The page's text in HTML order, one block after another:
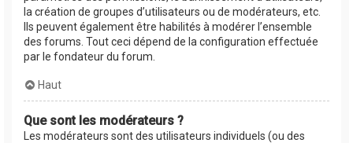
la création de groupes d’utilisateurs ou de modérateurs, etc.
Ils peuvent également être habilités à modérer l’ensemble
des forums. Tout ceci dépend de la configuration effectuée
par le fondateur du forum.
Haut
Que sont les modérateurs ?
Les modérateurs sont des utilisateurs individuels (ou des